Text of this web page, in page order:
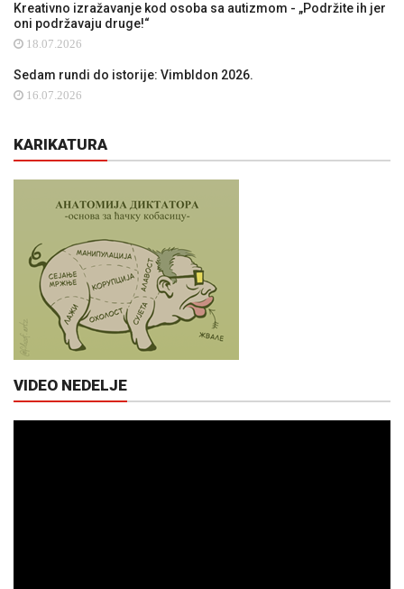
Kreativno izražavanje kod osoba sa autizmom - „Podržite ih jer
oni podržavaju druge!“
18.07.2026
Sedam rundi do istorije: Vimbldon 2026.
16.07.2026
KARIKATURA
VIDEO NEDELJE